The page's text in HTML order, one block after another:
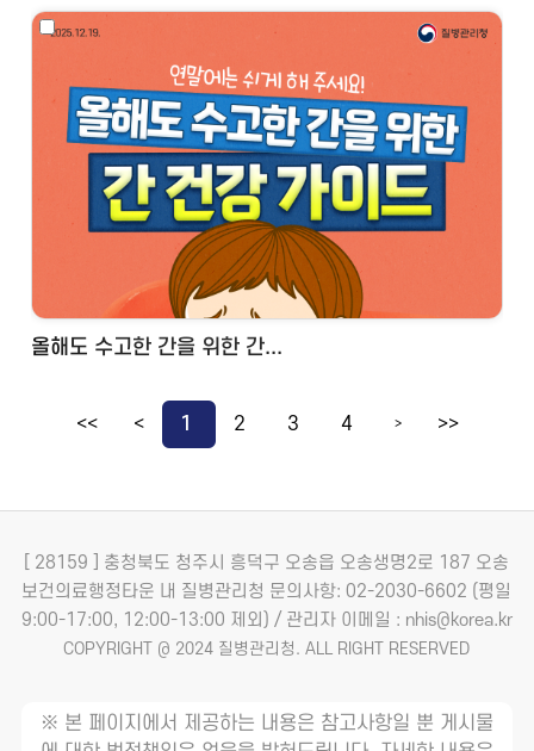
올해도 수고한 간을 위한 간...
<< < 1 2 3 4 > >>
[ 28159 ] 충청북도 청주시 흥덕구 오송읍 오송생명2로 187 오송
보건의료행정타운 내 질병관리청 문의사항: 02-2030-6602 (평일
9:00-17:00, 12:00-13:00 제외) / 관리자 이메일 : nhis@korea.kr
COPYRIGHT @ 2024 질병관리청. ALL RIGHT RESERVED
※ 본 페이지에서 제공하는 내용은 참고사항일 뿐 게시물